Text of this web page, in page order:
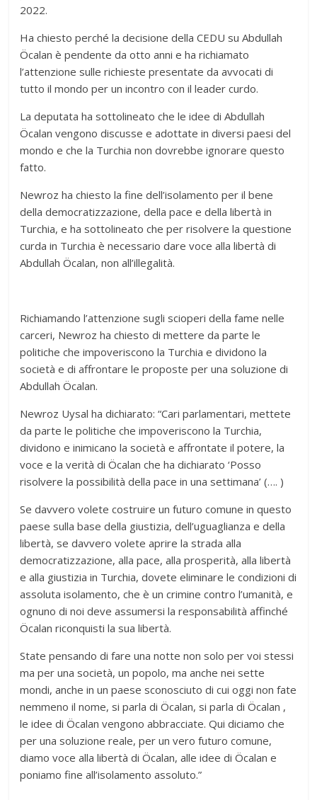
2022.
Ha chiesto perché la decisione della CEDU su Abdullah
Öcalan è pendente da otto anni e ha richiamato
l’attenzione sulle richieste presentate da avvocati di
tutto il mondo per un incontro con il leader curdo.
La deputata ha sottolineato che le idee di Abdullah
Öcalan vengono discusse e adottate in diversi paesi del
mondo e che la Turchia non dovrebbe ignorare questo
fatto.
Newroz ha chiesto la fine dell’isolamento per il bene
della democratizzazione, della pace e della libertà in
Turchia, e ha sottolineato che per risolvere la questione
curda in Turchia è necessario dare voce alla libertà di
Abdullah Öcalan, non all’illegalità.
Richiamando l’attenzione sugli scioperi della fame nelle
carceri, Newroz ha chiesto di mettere da parte le
politiche che impoveriscono la Turchia e dividono la
società e di affrontare le proposte per una soluzione di
Abdullah Öcalan.
Newroz Uysal ha dichiarato: “Cari parlamentari, mettete
da parte le politiche che impoveriscono la Turchia,
dividono e inimicano la società e affrontate il potere, la
voce e la verità di Öcalan che ha dichiarato ‘Posso
risolvere la possibilità della pace in una settimana’ (…. )
Se davvero volete costruire un futuro comune in questo
paese sulla base della giustizia, dell’uguaglianza e della
libertà, se davvero volete aprire la strada alla
democratizzazione, alla pace, alla prosperità, alla libertà
e alla giustizia in Turchia, dovete eliminare le condizioni di
assoluta isolamento, che è un crimine contro l’umanità, e
ognuno di noi deve assumersi la responsabilità affinché
Öcalan riconquisti la sua libertà.
State pensando di fare una notte non solo per voi stessi
ma per una società, un popolo, ma anche nei sette
mondi, anche in un paese sconosciuto di cui oggi non fate
nemmeno il nome, si parla di Öcalan, si parla di Öcalan ,
le idee di Öcalan vengono abbracciate. Qui diciamo che
per una soluzione reale, per un vero futuro comune,
diamo voce alla libertà di Öcalan, alle idee di Öcalan e
poniamo fine all’isolamento assoluto.”